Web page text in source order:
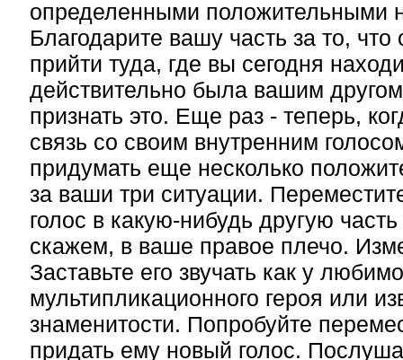
определенными положительными
Благодарите вашу часть за то,
прийти туда, где вы сегодня
действительно была вашим
признать это. Еще раз - теперь,
связь со своим внутренним
придумать еще несколько
за ваши три ситуации.
голос в какую-нибудь другую
скажем, в ваше правое плечо.
Заставьте его звучать как у
мультипликационного героя или
знаменитости. Попробуйте
придать ему новый голос.